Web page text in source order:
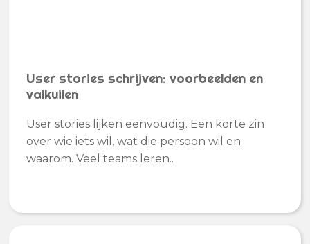
User stories schrijven: voorbeelden en
valkuilen
User stories lijken eenvoudig. Een korte zin
over wie iets wil, wat die persoon wil en
waarom. Veel teams leren..